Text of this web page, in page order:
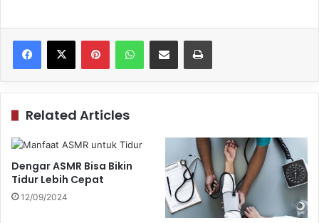
PinterestWhatsAppShare via Email Print
Related Articles
Dengar ASMR Bisa Bikin
Tidur Lebih Cepat
12/09/2024